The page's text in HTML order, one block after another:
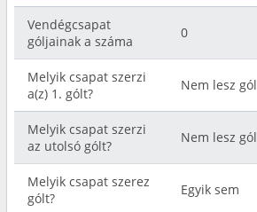
Vendégcsapat
góljainak a száma
0
Melyik csapat szerzi
a(z) 1. gólt?
Nem lesz gól
Melyik csapat szerzi
az utolsó gólt?
Nem lesz gól
Melyik csapat szerez
gólt?
Egyik sem